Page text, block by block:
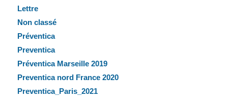
Lettre
Non classé
Préventica
Preventica
Préventica Marseille 2019
Preventica nord France 2020
Preventica_Paris_2021